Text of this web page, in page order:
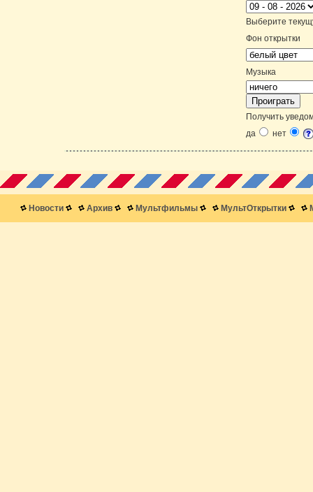
Выберите
Фон открытки
Музыка
Получить
да
нет
Новости Архив Мультфильмы МультОткрытки